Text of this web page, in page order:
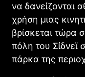
να δανείζονται
χρήση μιας
βρίσκεται τώρα
πόλη του Σίδνεϊ
πάρκα της